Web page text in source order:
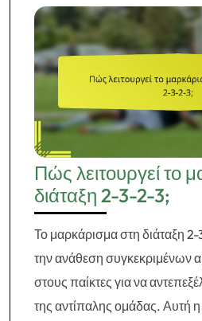
Πώς λειτουργεί το
διάταξη 2-3-2-3;
Το μαρκάρισμα στη διάταξη
την ανάθεση συγκεκριμένων
στους παίκτες για να
της αντίπαλης ομάδας. Αυτή η